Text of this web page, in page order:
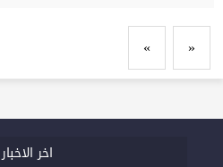
«
»
اخر الاخبار